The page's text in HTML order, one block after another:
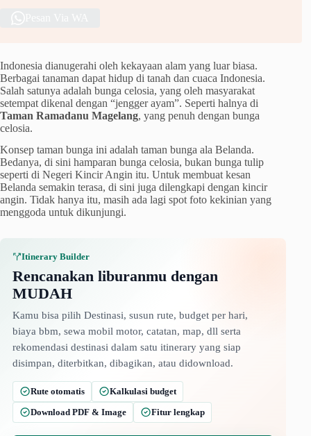
Indonesia dianugerahi oleh kekayaan alam yang luar biasa.
Berbagai tanaman dapat hidup di tanah dan cuaca Indonesia.
Salah satunya adalah bunga celosia, yang oleh masyarakat
setempat dikenal dengan “jengger ayam”. Seperti halnya di
Taman Ramadanu Magelang, yang penuh dengan bunga
celosia.
Konsep taman bunga ini adalah taman bunga ala Belanda.
Bedanya, di sini hamparan bunga celosia, bukan bunga tulip
seperti di Negeri Kincir Angin itu. Untuk membuat kesan
Belanda semakin terasa, di sini juga dilengkapi dengan kincir
angin. Tidak hanya itu, masih ada lagi spot foto kekinian yang
menggoda untuk dikunjungi.
Itinerary Builder
Rencanakan liburanmu dengan
MUDAH
Kamu bisa pilih Destinasi, susun rute, budget per hari,
biaya bbm, sewa mobil motor, catatan, map, dll serta
rekomendasi destinasi dalam satu itinerary yang siap
disimpan, diterbitkan, dibagikan, atau didownload.
Rute otomatis
Kalkulasi budget
Download PDF & Image
Fitur lengkap